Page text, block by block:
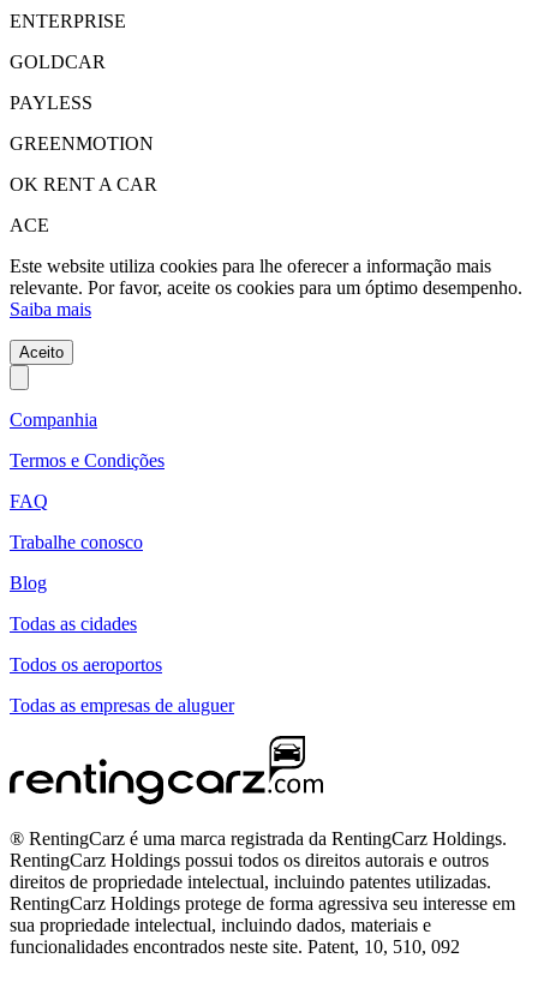
ENTERPRISE
GOLDCAR
PAYLESS
GREENMOTION
OK RENT A CAR
ACE
Este website utiliza cookies para lhe oferecer a informação mais
relevante. Por favor, aceite os cookies para um óptimo desempenho.
Saiba mais
Aceito
Companhia
Termos e Condições
FAQ
Trabalhe conosco
Blog
Todas as cidades
Todos os aeroportos
Todas as empresas de aluguer
® RentingCarz é uma marca registrada da RentingCarz Holdings.
RentingCarz Holdings possui todos os direitos autorais e outros
direitos de propriedade intelectual, incluindo patentes utilizadas.
RentingCarz Holdings protege de forma agressiva seu interesse em
sua propriedade intelectual, incluindo dados, materiais e
funcionalidades encontrados neste site. Patent, 10, 510, 092